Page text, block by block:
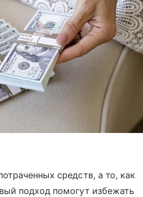
средств, а то, как
подход помогут избежать